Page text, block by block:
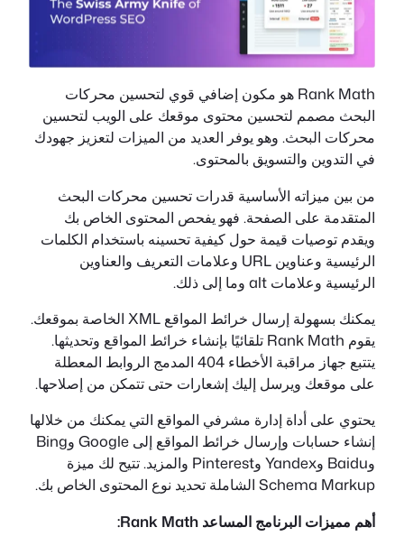
Rank Math هو مكون إضافي قوي لتحسين محركات
البحث مصمم لتحسين محتوى موقعك على الويب لتحسين
محركات البحث. وهو يوفر العديد من الميزات لتعزيز جهودك
في التدوين والتسويق بالمحتوى.
من بين ميزاته الأساسية قدرات تحسين محركات البحث
المتقدمة على الصفحة. فهو يفحص المحتوى الخاص بك
ويقدم توصيات قيمة حول كيفية تحسينه باستخدام الكلمات
الرئيسية وعناوين URL وعلامات التعريف والعناوين
الرئيسية وعلامات alt وما إلى ذلك.
يمكنك بسهولة إرسال خرائط المواقع XML الخاصة بموقعك.
يقوم Rank Math تلقائيًا بإنشاء خرائط المواقع وتحديثها.
يتتبع جهاز مراقبة الأخطاء 404 المدمج الروابط المعطلة
على موقعك ويرسل إليك إشعارات حتى تتمكن من إصلاحها.
يحتوي على أداة إدارة مشرفي المواقع التي يمكنك من خلالها
إنشاء حسابات وإرسال خرائط المواقع إلى Google وBing
وBaidu وYandex وPinterest والمزيد. تتيح لك ميزة
Schema Markup الشاملة تحديد نوع المحتوى الخاص بك.
أهم مميزات البرنامج المساعد Rank Math: